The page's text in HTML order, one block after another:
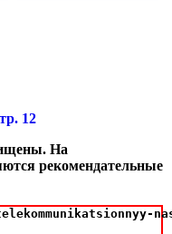
12
На
рекомендательные